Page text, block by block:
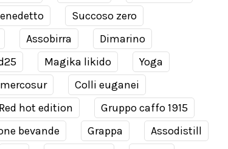
Succoso zero
Assobirra
Dimarino
Magika likido
Yoga
Colli euganei
Red hot edition
Gruppo caffo 1915
bevande Grappa
Assodistill